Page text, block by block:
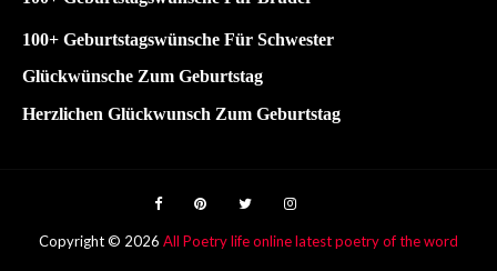
100+ Geburtstagswünsche Für Schwester
Glückwünsche Zum Geburtstag
Herzlichen Glückwunsch Zum Geburtstag
Copyright © 2026 All Poetry life online latest poetry of the word